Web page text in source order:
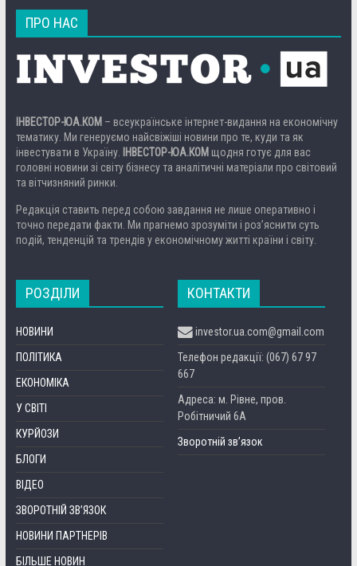
ПРО НАС
ІНВЕСТОР-ЮА.КОМ – всеукраїнське інтернет-видання на економічну
тематику. Ми генеруємо найсвіжіші новини про те, куди та як
інвестувати в Україну.
ІНВЕСТОР-ЮА.КОМ щодня готує для вас
головні новини зі світу бізнесу та аналітичні матеріали про світовий
та вітчизняний ринки.
Редакція ставить перед собою завдання не лише оперативно і
точно передати факти. Ми прагнемо зрозуміти і роз’яснити суть
подій, тенденцій та трендів у економічному житті країни і світу.
РОЗДІЛИ
НОВИНИ
ПОЛІТИКА
ЕКОНОМІКА
У СВІТІ
КУРЙОЗИ
БЛОГИ
ВІДЕО
ЗВОРОТНІЙ ЗВ’ЯЗОК
НОВИНИ ПАРТНЕРІВ
БІЛЬШЕ НОВИН
КОНТАКТИ
investor.ua.com@gmail.com
Телефон редакції: (067) 67 97
667
Адреса: м. Рівне, пров.
Робітничий 6А
Зворотній зв’язок